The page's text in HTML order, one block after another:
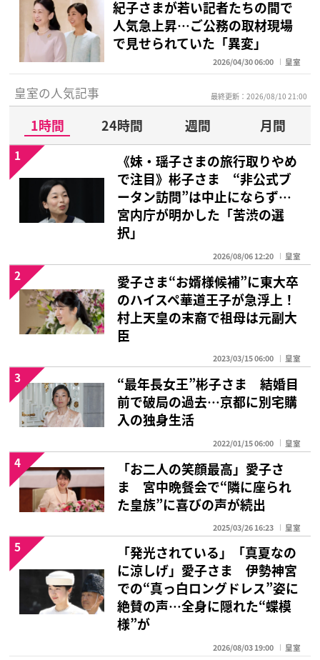
紀子さまが若い記者たちの間で
人気急上昇…ご公務の取材現場
で見せられていた「異変」
2026/04/30 06:00 皇室
皇室の人気記事 最終更新：2026/08/10 21:00
1時間 24時間 週間
月間
《妹・瑶子さまの旅行取りやめ
で注目》彬子さま “非公式ブ
ータン訪問”は中止にならず…
宮内庁が明かした「苦渋の選
択」
2026/08/06 12:20 皇室
1
愛子さま“お婿様候補”に東大卒
のハイスペ華道王子が急浮上！
村上天皇の末裔で祖母は元副大
臣
2023/03/15 06:00 皇室
2
“最年長女王”彬子さま 結婚目
前で破局の過去…京都に別宅購
入の独身生活
2022/01/15 06:00 皇室
3
「お二人の笑顔最高」愛子さ
ま 宮中晩餐会で“隣に座られ
た皇族”に喜びの声が続出
2025/03/26 16:23 皇室
4
「発光されている」「真夏なの
に涼しげ」愛子さま 伊勢神宮
での“真っ白ロングドレス”姿に
絶賛の声…全身に隠れた“蝶模
様”が
2026/08/03 19:00 皇室
5